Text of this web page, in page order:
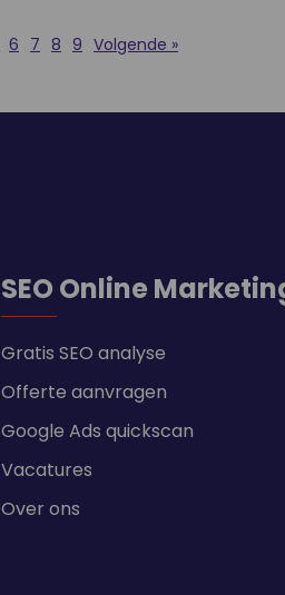
6 7 8 9 Volgende »
SEO Online
Gratis SEO analyse
Offerte aanvragen
Google Ads quickscan
Vacatures
Over ons